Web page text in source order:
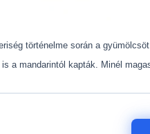
történelme során a
a mandarintól kapták. Minél